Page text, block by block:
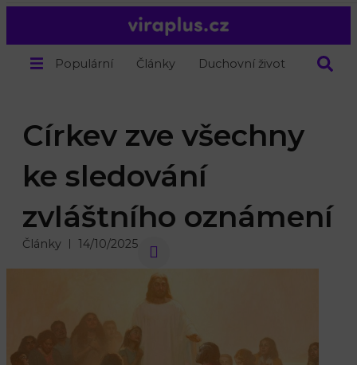
Populární Články Duchovní život O nás
Církev zve všechny
ke sledování
zvláštního oznámení
Články 14/10/2025